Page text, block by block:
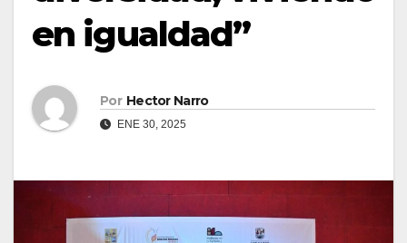
en igualdad”
Por Hector Narro
ENE 30, 2025